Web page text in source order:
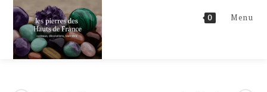
Skip
content
0 Menu